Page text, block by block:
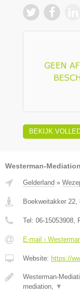
BEKIJK
Westerman-Mediation
Gelderland »
Boekweitakker 22
Tel: 06-15053908 ,
E-mail ›
Website: https://
Westerman-
mediation,
▼